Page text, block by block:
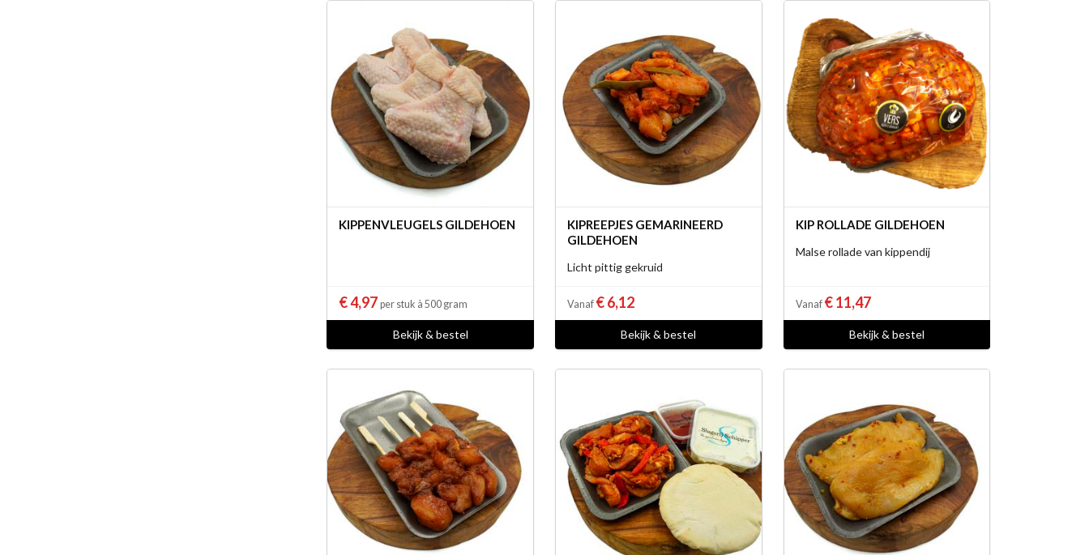
KIPPENVLEUGELS GILDEHOEN
€ 4,97per stuk à 500 gram
Bekijk & bestel
KIPREEPJES GEMARINEERD
GILDEHOEN
Licht pittig gekruid
Vanaf € 6,12
Bekijk & bestel
KIP ROLLADE GILDEHOEN
Malse rollade van kippendij
Vanaf € 11,47
Bekijk & bestel